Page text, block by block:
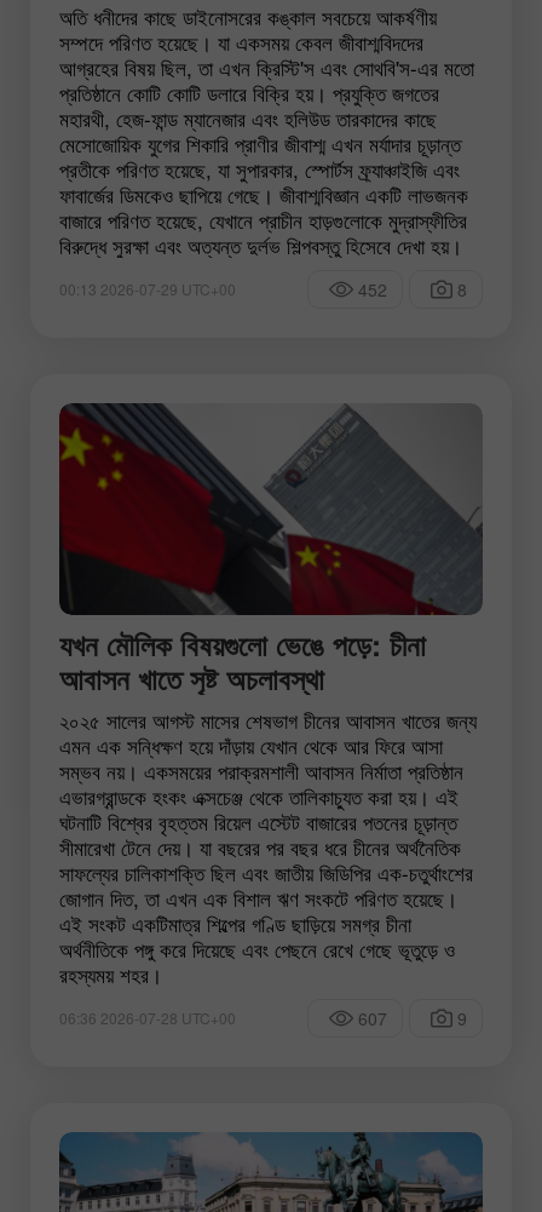
অতি ধনীদের কাছে ডাইনোসরের কঙ্কাল সবচেয়ে আকর্ষণীয়
সম্পদে পরিণত হয়েছে। যা একসময় কেবল জীবাশ্মবিদদের
আগ্রহের বিষয় ছিল, তা এখন ক্রিস্টি'স এবং সোথবি'স-এর মতো
প্রতিষ্ঠানে কোটি কোটি ডলারে বিক্রি হয়। প্রযুক্তি জগতের
মহারথী, হেজ-ফান্ড ম্যানেজার এবং হলিউড তারকাদের কাছে
মেসোজোয়িক যুগের শিকারি প্রাণীর জীবাশ্ম এখন মর্যাদার চূড়ান্ত
প্রতীকে পরিণত হয়েছে, যা সুপারকার, স্পোর্টস ফ্র্যাঞ্চাইজি এবং
ফাবার্জের ডিমকেও ছাপিয়ে গেছে। জীবাশ্মবিজ্ঞান একটি লাভজনক
বাজারে পরিণত হয়েছে, যেখানে প্রাচীন হাড়গুলোকে মুদ্রাস্ফীতির
বিরুদ্ধে সুরক্ষা এবং অত্যন্ত দুর্লভ শিল্পবস্তু হিসেবে দেখা হয়।
00:13 2026-07-29 UTC+00 452 8
যখন মৌলিক বিষয়গুলো ভেঙে পড়ে: চীনা
আবাসন খাতে সৃষ্ট অচলাবস্থা
২০২৫ সালের আগস্ট মাসের শেষভাগ চীনের আবাসন খাতের জন্য
এমন এক সন্ধিক্ষণ হয়ে দাঁড়ায় যেখান থেকে আর ফিরে আসা
সম্ভব নয়। একসময়ের পরাক্রমশালী আবাসন নির্মাতা প্রতিষ্ঠান
এভারগ্রান্ডকে হংকং এক্সচেঞ্জ থেকে তালিকাচ্যুত করা হয়। এই
ঘটনাটি বিশ্বের বৃহত্তম রিয়েল এস্টেট বাজারের পতনের চূড়ান্ত
সীমারেখা টেনে দেয়। যা বছরের পর বছর ধরে চীনের অর্থনৈতিক
সাফল্যের চালিকাশক্তি ছিল এবং জাতীয় জিডিপির এক-চতুর্থাংশের
জোগান দিত, তা এখন এক বিশাল ঋণ সংকটে পরিণত হয়েছে।
এই সংকট একটিমাত্র শিল্পের গণ্ডি ছাড়িয়ে সমগ্র চীনা
অর্থনীতিকে পঙ্গু করে দিয়েছে এবং পেছনে রেখে গেছে ভূতুড়ে ও
রহস্যময় শহর।
06:36 2026-07-28 UTC+00 607 9